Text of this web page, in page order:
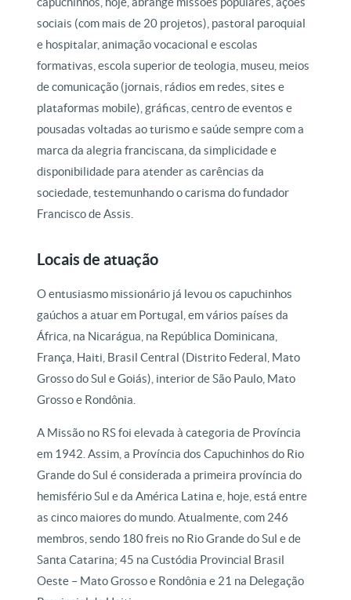
sociais (com mais de 20 projetos), pastoral paroquial
e hospitalar, animação vocacional e escolas
formativas, escola superior de teologia, museu, meios
de comunicação (jornais, rádios em redes, sites e
plataformas mobile), gráficas, centro de eventos e
pousadas voltadas ao turismo e saúde sempre com a
marca da alegria franciscana, da simplicidade e
disponibilidade para atender as carências da
sociedade, testemunhando o carisma do fundador
Francisco de Assis.
Locais de atuação
O entusiasmo missionário já levou os capuchinhos
gaúchos a atuar em Portugal, em vários países da
África, na Nicarágua, na República Dominicana,
França, Haiti, Brasil Central (Distrito Federal, Mato
Grosso do Sul e Goiás), interior de São Paulo, Mato
Grosso e Rondônia.
A Missão no RS foi elevada à categoria de Província
em 1942. Assim, a Província dos Capuchinhos do Rio
Grande do Sul é considerada a primeira província do
hemisfério Sul e da América Latina e, hoje, está entre
as cinco maiores do mundo. Atualmente, com 246
membros, sendo 180 freis no Rio Grande do Sul e de
Santa Catarina; 45 na Custódia Provincial Brasil
Oeste – Mato Grosso e Rondônia e 21 na Delegação